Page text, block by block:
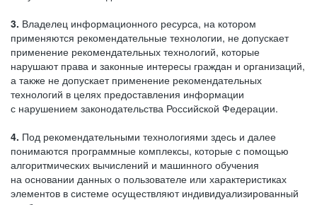
3. Владелец информационного ресурса, на котором
применяются рекомендательные технологии, не допускает
применение рекомендательных технологий, которые
нарушают права и законные интересы граждан и организаций,
а также не допускает применение рекомендательных
технологий в целях предоставления информации
с нарушением законодательства Российской Федерации.
4. Под рекомендательными технологиями здесь и далее
понимаются программные комплексы, которые с помощью
алгоритмических вычислений и машинного обучения
на основании данных о пользователе или характеристиках
элементов в системе осуществляют индивидуализированный